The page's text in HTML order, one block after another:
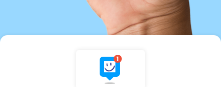
Ces dispositions sont
consultables en mairie aux
14h00 à 18h30 et le vendredi
14h00 à 18h00) ou peuvent
être obtenues sur simple